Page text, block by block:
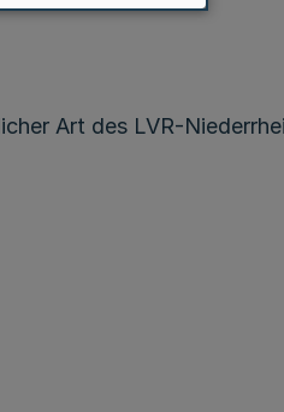
Art des LVR-